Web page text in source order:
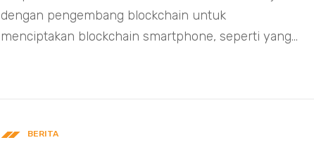
dengan pengembang blockchain untuk
menciptakan blockchain smartphone, seperti yang...
BERITA